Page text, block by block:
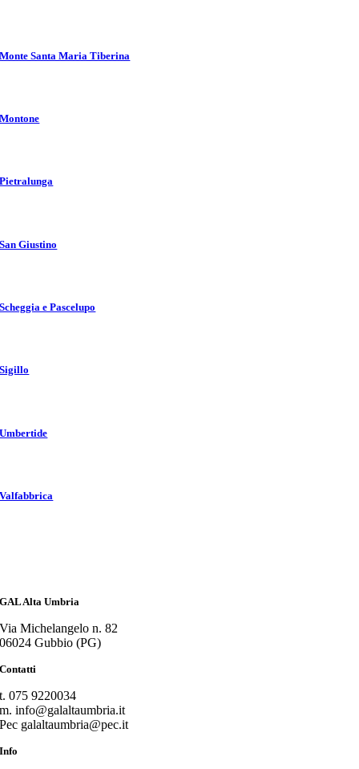
Monte Santa Maria Tiberina
Montone
Pietralunga
San Giustino
Scheggia e Pascelupo
Sigillo
Umbertide
Valfabbrica
GAL Alta Umbria
Via Michelangelo n. 82
06024 Gubbio (PG)
Contatti
t. 075 9220034
m. info@galaltaumbria.it
Pec galaltaumbria@pec.it
Info